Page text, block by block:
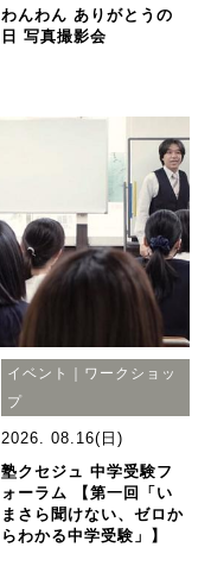
わんわん ありがとうの
日 写真撮影会
イベント｜ワークショッ
プ
2026. 08.16(日)
塾クセジュ 中学受験フ
ォーラム 【第一回「い
まさら聞けない、ゼロか
らわかる中学受験」】